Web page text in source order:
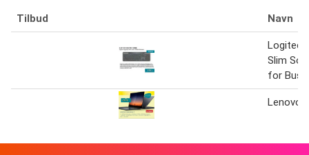
Tilbud Navn
Slim
for
Lenovo